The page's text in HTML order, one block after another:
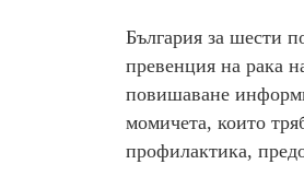
България за шести
превенция на рака
повишаване
момичета, които
профилактика,